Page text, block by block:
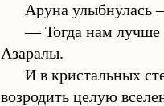
Аруна улыбнулась
— Тогда нам лучше
Азаралы.
И в кристальных
возродить целую